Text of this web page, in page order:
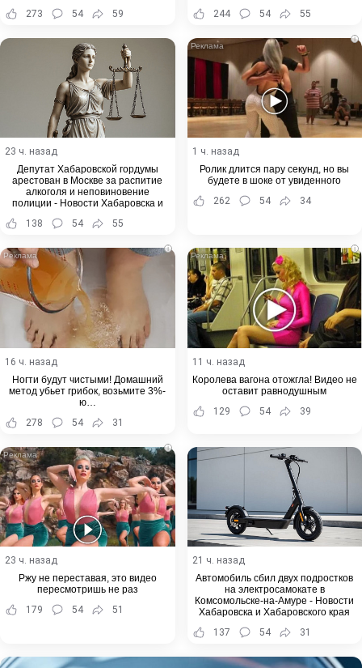
273
54 59
244
54 55
23 ч. назад
Депутат Хабаровской гордумы
арестован в Москве за распитие
алкоголя и неповиновение
полиции - Новости Хабаровска и
138 54 55
i
1 ч. назад
Ролик длится пару секунд, но вы
будете в шоке от увиденного
262
54 34
i
16 ч. назад
Ногти будут чистыми! Домашний
метод убьет грибок, возьмите 3%-
ю…
278
54 31
i
11 ч. назад
Королева вагона отожгла! Видео не
оставит равнодушным
129
54 39
i
23 ч. назад
Ржу не переставая, это видео
пересмотришь не раз
179
54 51
21 ч. назад
Автомобиль сбил двух подростков
на электросамокате в
Комсомольске-на-Амуре - Новости
Хабаровска и Хабаровского края
137
54 31